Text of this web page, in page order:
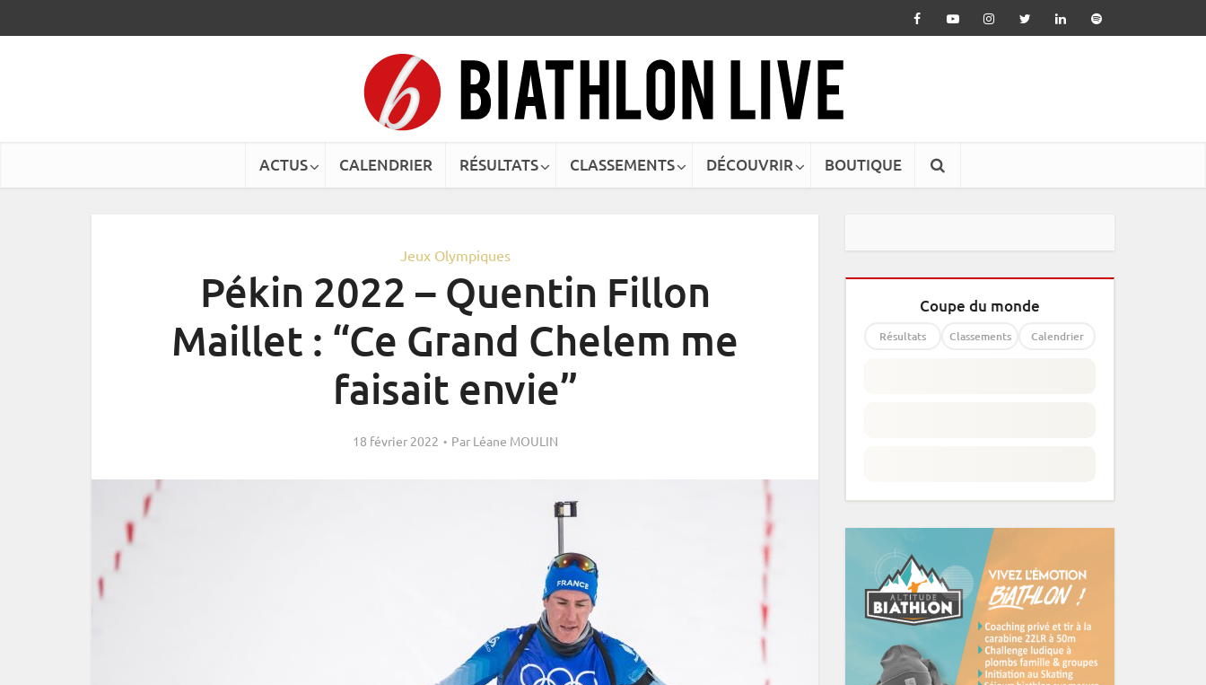
ACTUS CALENDRIER RÉSULTATS CLASSEMENTS DÉCOUVRIR BOUTIQUE
Jeux Olympiques
Pékin 2022 – Quentin Fillon
Maillet : “Ce Grand Chelem me
faisait envie”
18 février 2022 Par Léane MOULIN
Coupe du monde
Résultats Classements Calendrier